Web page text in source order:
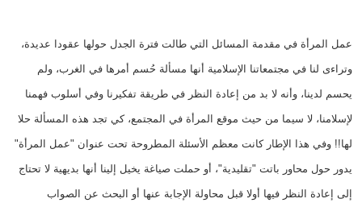
عمل المرأة في مقدمة المسائل التي طالت فترة الجدل حولها عقودا عديدة،
وتراءى لنا في مجتمعاتنا الإسلامية أنها مسألة حُسم أمرها في الغرب، ولم
يحسم لدينا، وأنه لا بد من إعادة النظر في طريقة تفكيرنا وفي أسلوب فهمنا
لإسلامنا، لا سيما من حيث موقع المرأة في المجتمع، كي تجد هذه المسألة حلا
لها!! وفي هذا الإطار كانت معظم الأسئلة المطروحة تحت عنوان "عمل المرأة"
يدور حول محاور باتت "تقليدية"، أو حملت صياغة يخيل إلينا أنها بديهية لا تحتاج
إلى إعادة النظر فيها أولا قبل محاولة الإجابة عنها أو البحث عن الصواب